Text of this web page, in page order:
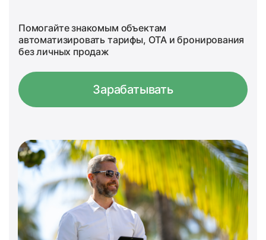
Помогайте знакомым объектам
автоматизировать тарифы, OTA и бронирования
без личных продаж
Зарабатывать